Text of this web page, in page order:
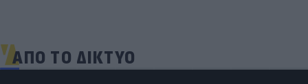
ΑΠΟ ΤΟ ΔΙΚΤΥΟ